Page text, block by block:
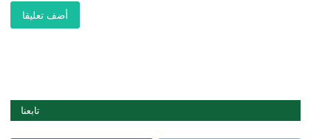
أضف تعليقا
تابعنا